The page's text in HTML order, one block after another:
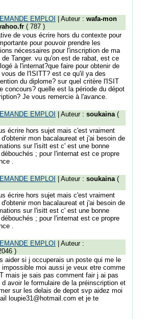
EMPLOI
| Auteur : wafa-mon
( 787 )
de vous écrire hors du contexte pour
pour pouvoir prendre les
nécessaires pour l'inscription de ma
Tanger. vu qu'on est de rabat, est ce
à l'internat?que faire pour obtenir de
vous de l'ISITT? est ce qu'il ya des
du diplome? sur quel critère l'ISIT
concours? quelle est la période du dépot
Je vous remercie à l'avance.
EMPLOI | Auteur : soukaina(
écrire hors sujet mais c'est vraiment
mon bacalaureat et j'ai besoin de
sur l'isitt est c' est une bonne
; pour l'internat est ce propre
.
EMPLOI | Auteur : soukaina(
écrire hors sujet mais c'est vraiment
mon bacalaureat et j'ai besoin de
sur l'isitt est c' est une bonne
; pour l'internat est ce propre
.
EMPLOI
| Auteur :
)
aider si j occuperais un poste qui me le
moi aussi je veux etre comme
mais je sais pas comment fair j ai pas
avoir le formulaire de la préinscription et
sur les delais de depot svp aidez moi
loupie31@hotmail.com et je te